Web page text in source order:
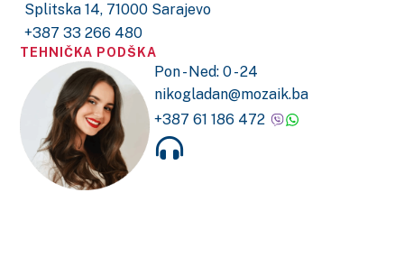
Splitska 14, 71000 Sarajevo
+387 33 266 480
TEHNIČKA PODŠKA
Pon - Ned: 0 - 24
nikogladan@mozaik.ba
+387 61 186 472